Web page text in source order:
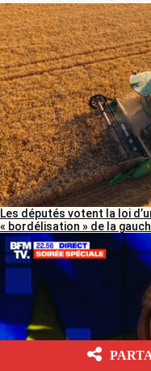
Les députés votent la loi
« bordélisation » de la